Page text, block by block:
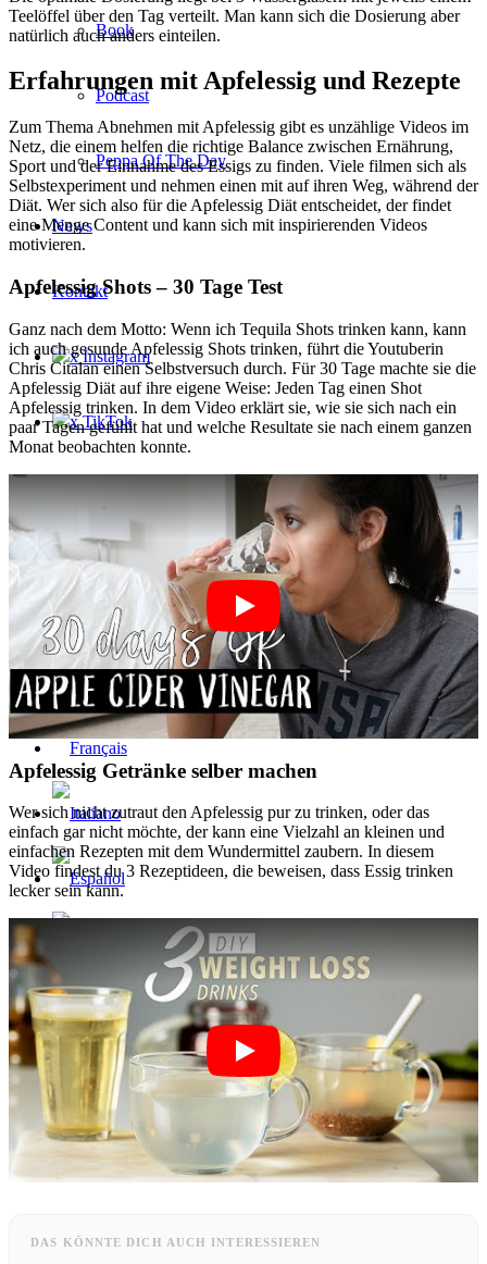
Book
Podcast
Peppa Of The Day
News
Kontakt
x Instagram
x TikTok
Menü Menü
Teelöffel über den Tag verteilt. Man kann sich die Dosierung aber
natürlich auch anders einteilen.
Erfahrungen mit Apfelessig und Rezepte
Zum Thema Abnehmen mit Apfelessig gibt es unzählige Videos im
Netz, die einem helfen die richtige Balance zwischen Ernährung,
Sport und der Einnahme des Essigs zu finden. Viele filmen sich als
Selbstexperiment und nehmen einen mit auf ihren Weg, während der
Diät. Wer sich also für die Apfelessig Diät entscheidet, der findet
eine Menge Content und kann sich mit inspirierenden Videos
motivieren.
Apfelessig Shots – 30 Tage Test
Ganz nach dem Motto: Wenn ich Tequila Shots trinken kann, kann
ich auch gesunde Apfelessig Shots trinken, führt die Youtuberin
Chris Citalan einen Selbstversuch durch. Für 30 Tage machte sie die
Apfelessig Diät auf ihre eigene Weise: Jeden Tag einen Shot
Apfelessig trinken. In dem Video erklärt sie, wie sie sich nach ein
paar Tagen gefühlt hat und welche Resultate sie nach einem ganzen
Monat beobachten konnte.
Apfelessig Getränke selber machen
Wer sich nicht zutraut den Apfelessig pur zu trinken, oder das
einfach gar nicht möchte, der kann eine Vielzahl an kleinen und
einfachen Rezepten mit dem Wundermittel zaubern. In diesem
Video findest du 3 Rezeptideen, die beweisen, dass Essig trinken
lecker sein kann.
DAS KÖNNTE DICH AUCH INTERESSIEREN